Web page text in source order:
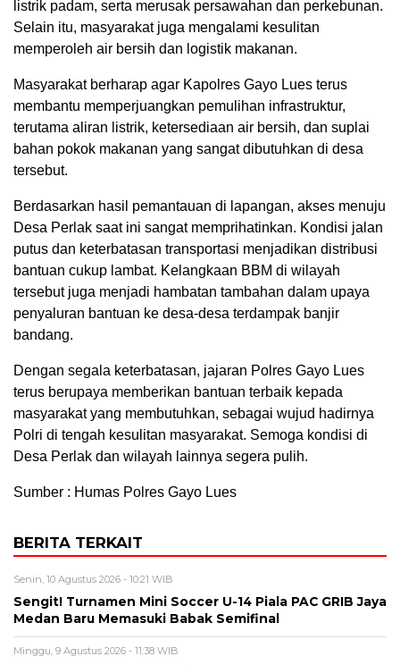
listrik padam, serta merusak persawahan dan perkebunan.
Selain itu, masyarakat juga mengalami kesulitan
memperoleh air bersih dan logistik makanan.
Masyarakat berharap agar Kapolres Gayo Lues terus
membantu memperjuangkan pemulihan infrastruktur,
terutama aliran listrik, ketersediaan air bersih, dan suplai
bahan pokok makanan yang sangat dibutuhkan di desa
tersebut.
Berdasarkan hasil pemantauan di lapangan, akses menuju
Desa Perlak saat ini sangat memprihatinkan. Kondisi jalan
putus dan keterbatasan transportasi menjadikan distribusi
bantuan cukup lambat. Kelangkaan BBM di wilayah
tersebut juga menjadi hambatan tambahan dalam upaya
penyaluran bantuan ke desa-desa terdampak banjir
bandang.
Dengan segala keterbatasan, jajaran Polres Gayo Lues
terus berupaya memberikan bantuan terbaik kepada
masyarakat yang membutuhkan, sebagai wujud hadirnya
Polri di tengah kesulitan masyarakat. Semoga kondisi di
Desa Perlak dan wilayah lainnya segera pulih.
Sumber : Humas Polres Gayo Lues
BERITA TERKAIT
Senin, 10 Agustus 2026 - 10:21 WIB
Sengit! Turnamen Mini Soccer U-14 Piala PAC GRIB Jaya
Medan Baru Memasuki Babak Semifinal
Minggu, 9 Agustus 2026 - 11:38 WIB